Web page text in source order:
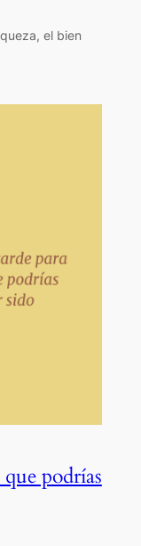
el bien
podrías